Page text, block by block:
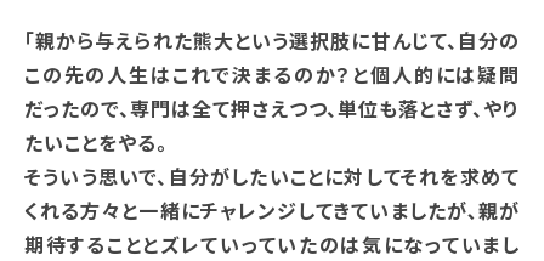
「親から与えられた熊大という選択肢に甘んじて、自分の
この先の人生はこれで決まるのか？と個人的には疑問
だったので、専門は全て押さえつつ、単位も落とさず、やり
たいことをやる。
そういう思いで、自分がしたいことに対してそれを求めて
くれる方々と一緒にチャレンジしてきていましたが､親が
期待することとズレていっていたのは気になっていまし